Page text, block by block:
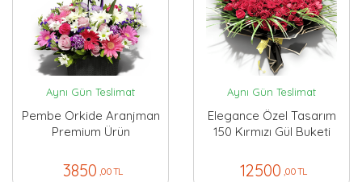
Aynı Gün Teslimat
Pembe Orkide Aranjman
Premium Ürün
3850 ,00 TL
Aynı Gün Teslimat
Elegance Özel Tasarım
150 Kırmızı Gül Buketi
12500 ,00 TL